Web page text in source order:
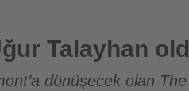
Talayhan
dönüşecek olan The